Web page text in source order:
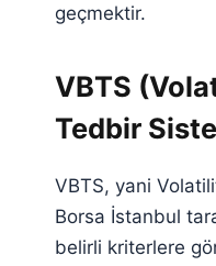
geçmektir.
VBTS
Tedbir
VBTS, yani
Borsa İstanbul
belirli kriterlere